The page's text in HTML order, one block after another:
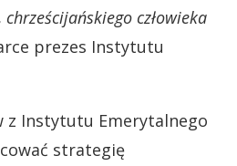
człowieka
prezes Instytutu
z Instytutu Emerytalnego
strategię